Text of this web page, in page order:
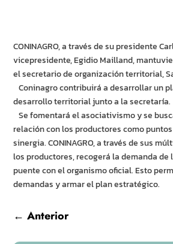
CONINAGRO, a través de su presidente
vicepresidente, Egidio Mailland,
el secretario de organización territorial,
Coninagro contribuirá a desarrollar un
desarrollo territorial junto a la secretaría.
Se fomentará el asociativismo y se
relación con los productores como
sinergia. CONINAGRO, a través de sus
los productores, recogerá la demanda
puente con el organismo oficial. Esto
demandas y armar el plan estratégico.
←Anterior